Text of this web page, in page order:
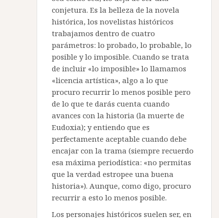
conjetura. Es la belleza de la novela
histórica, los novelistas históricos
trabajamos dentro de cuatro
parámetros: lo probado, lo probable, lo
posible y lo imposible. Cuando se trata
de incluir «lo imposible» lo llamamos
«licencia artística», algo a lo que
procuro recurrir lo menos posible pero
de lo que te darás cuenta cuando
avances con la historia (la muerte de
Eudoxia); y entiendo que es
perfectamente aceptable cuando debe
encajar con la trama (siempre recuerdo
esa máxima periodística: «no permitas
que la verdad estropee una buena
historia»). Aunque, como digo, procuro
recurrir a esto lo menos posible.
Los personajes históricos suelen ser, en